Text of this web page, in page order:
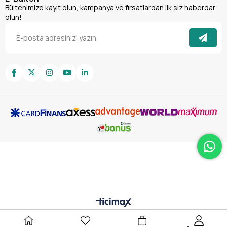
Bültenimize kayıt olun, kampanya ve fırsatlardan ilk siz haberdar
olun!